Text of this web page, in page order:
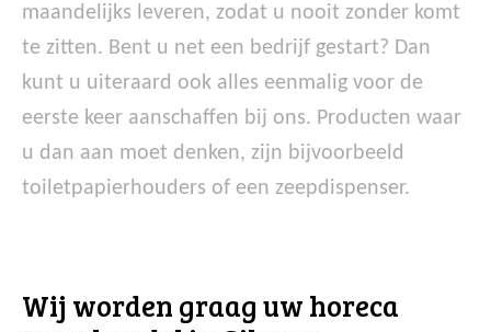
maandelijks leveren, zodat u nooit zonder komt
te zitten. Bent u net een bedrijf gestart? Dan
kunt u uiteraard ook alles eenmalig voor de
eerste keer aanschaffen bij ons. Producten waar
u dan aan moet denken, zijn bijvoorbeeld
toiletpapierhouders of een zeepdispenser.
Wij worden graag uw horeca